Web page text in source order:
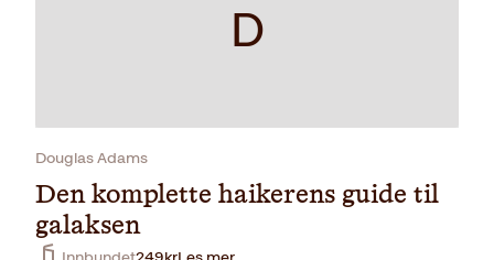
D
Douglas Adams
Den komplette haikerens guide til
galaksen